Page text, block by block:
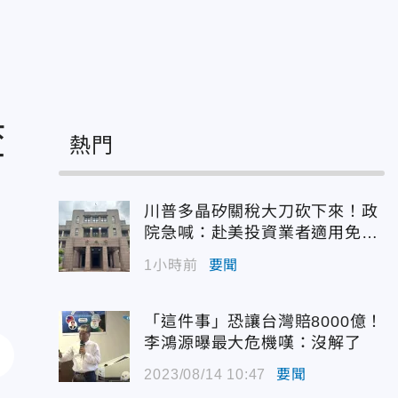
熱門
川普多晶矽關稅大刀砍下來！政
院急喊：赴美投資業者適用免稅
配額
1小時前 要聞
「這件事」恐讓台灣賠8000億！
李鴻源曝最大危機嘆：沒解了
2023/08/14 10:47 要聞